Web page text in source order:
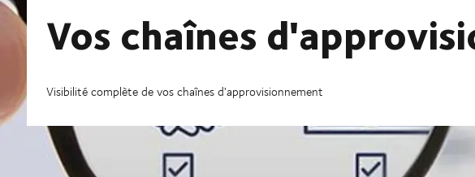
Vos chaînes
Visibilité complète de vos chaînes d'approvisionnement